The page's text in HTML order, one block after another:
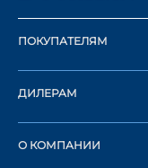
ПОКУПАТЕЛЯМ
Оформить заказ
Каталог
ДИЛЕРАМ
Стать дилером
О КОМПАНИИ